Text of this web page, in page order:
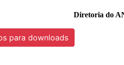
Diretoria do
para downloads